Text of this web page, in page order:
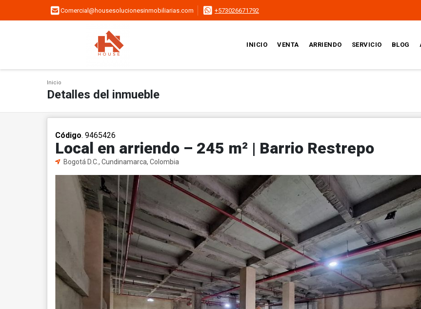
Comercial@housesolucionesinmobiliarias.com +573026671792
INICIO VENTA ARRIENDO SERVICIO BLOG
Inicio
Detalles del inmueble
Código. 9465426
Local en arriendo – 245 m² | Barrio Restrepo
Bogotá D.C., Cundinamarca, Colombia